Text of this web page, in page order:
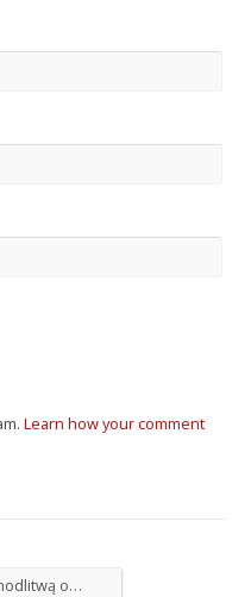
Learn how your comment
o…